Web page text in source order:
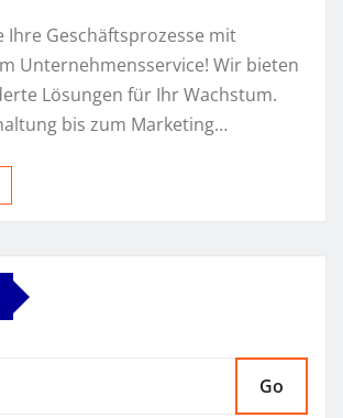
Ihre Geschäftsprozesse mit
Unternehmensservice! Wir bieten
Lösungen für Ihr Wachstum.
bis zum Marketing…
Go